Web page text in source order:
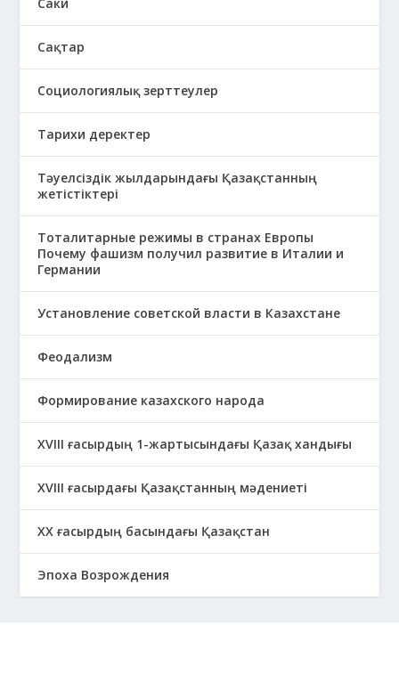
Сақтар
Социологиялық зерттеулер
Тарихи деректер
Тәуелсіздік жылдарындағы Қазақстанның
жетістіктері
Тоталитарные режимы в странах Европы
Почему фашизм получил развитие в Италии и
Германии
Установление советской власти в Казахстане
Феодализм
Формирование казахского народа
ХVIII ғасырдың 1-жартысындағы Қазақ хандығы
ХVІІІ ғасырдағы Қазақстанның мәдениеті
ХХ ғасырдың басындағы Қазақстан
Эпоха Возрождения